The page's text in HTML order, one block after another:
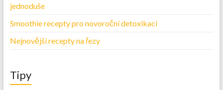
jednoduše
Smoothie recepty pro novoroční detoxikaci
Nejnovější recepty na řezy
Tipy